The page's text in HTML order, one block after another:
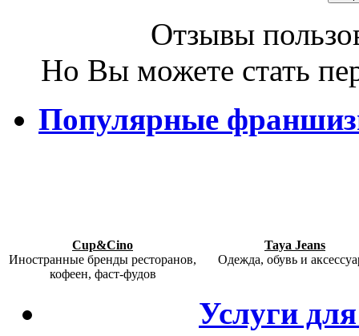
Отзывы
Но Вы можете стать
Популярные
Cup&Cino
Иностранные бренды ресторанов,
кофеен, фаст-фудов
Taya Jeans
Одежда, обувь и
Услуги